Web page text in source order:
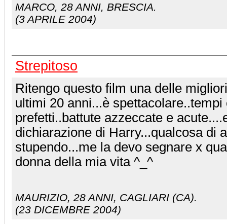
MARCO, 28 ANNI, BRESCIA.
(3 APRILE 2004)
Strepitoso
Ritengo questo film una delle
ultimi 20 anni...è spettacolare..tempi
prefetti..battute azzeccate e
dichiarazione di Harry...qualcosa di
stupendo...me la devo segnare x
donna della mia vita ^_^
MAURIZIO, 28 ANNI, CAGLIARI (CA).
(23 DICEMBRE 2004)